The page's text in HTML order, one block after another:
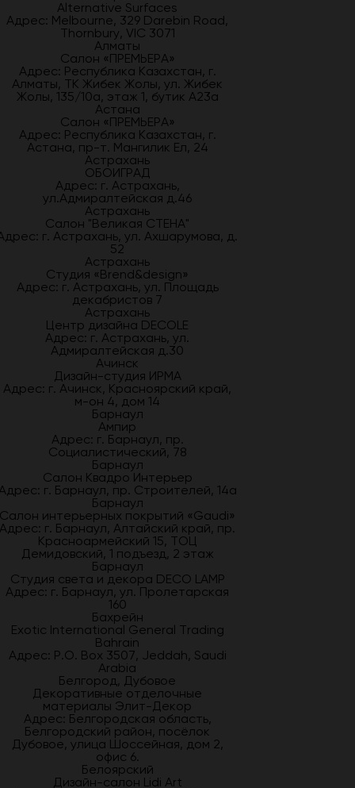
Alternative Surfaces
Адрес: Melbourne, 329 Darebin Road,
Thornbury, VIC 3071
Алматы
Салон «ПРЕМЬЕРА»
Адрес: Республика Казахстан, г.
Алматы, ТК Жибек Жолы, ул. Жибек
Жолы, 135/10а, этаж 1, бутик А23а
Астана
Салон «ПРЕМЬЕРА»
Адрес: Республика Казахстан, г.
Астана, пр-т. Мангилик Ел, 24
Астрахань
ОБОИГРАД
Адрес: г. Астрахань,
ул.Адмиралтейская д.46
Астрахань
Салон "Великая СТЕНА"
г. Астрахань, ул. Ахшарумова, д.
52
Астрахань
Студия «Brend&design»
Адрес: г. Астрахань, ул. Площадь
декабристов 7
Астрахань
Центр дизайна DECOLE
Адрес: г. Астрахань, ул.
Адмиралтейская д.30
Ачинск
Дизайн-студия ИРМА
Адрес: г. Ачинск, Красноярский край,
м-он 4, дом 14
Барнаул
Ампир
Адрес: г. Барнаул, пр.
Социалистический, 78
Барнаул
Салон Квадро Интерьер
г. Барнаул, пр. Строителей, 14а
Барнаул
Салон интерьерных покрытий «Gaudi»
Адрес: г. Барнаул, Алтайский край, пр.
Красноармейский 15, ТОЦ
Демидовский, 1 подъезд, 2 этаж
Барнаул
Студия света и декора DECO LAMP
Адрес: г. Барнаул, ул. Пролетарская
160
Бахрейн
Exotic International General Trading
Bahrain
Адрес: P.O. Box 3507, Jeddah, Saudi
Arabia
Белгород, Дубовое
Декоративные отделочные
материалы Элит-Декор
Адрес: Белгородская область,
Белгородский район, посёлок
Дубовое, улица Шоссейная, дом 2,
офис 6.
Белоярский
Дизайн-салон Lidi Art